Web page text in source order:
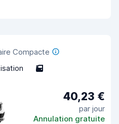
Compacte
5
40,23 €
par jour
Annulation gratuite